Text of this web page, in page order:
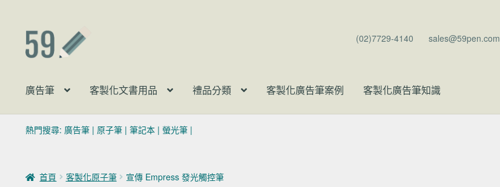
跳至導覽列
跳至主要內容 (02)7729-4140 sales@59pen.com
廣告筆 客製化文書用品 禮品分類 客製化廣告筆案例 客製化廣告筆知識
熱門搜尋: 廣告筆| 原子筆| 筆記本| 螢光筆|
首頁 客製化原子筆 宣傳 Empress 發光觸控筆